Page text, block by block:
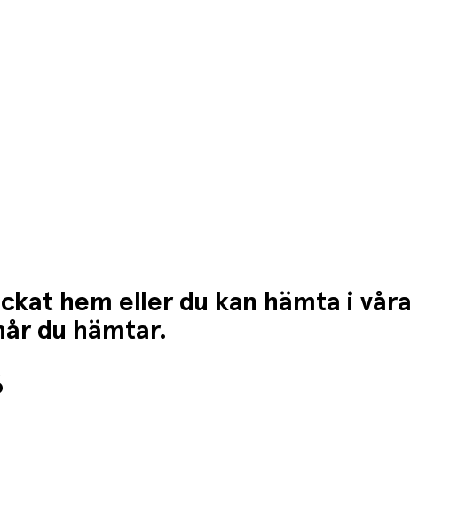
hem eller du kan hämta i våra
du hämtar.